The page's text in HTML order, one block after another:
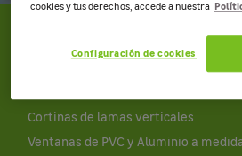
Volver a la página
Cortinas de lamas verticales
Ventanas de PVC y Aluminio a
cookies y tus derechos, accede a nuestra
Configuración de cookies